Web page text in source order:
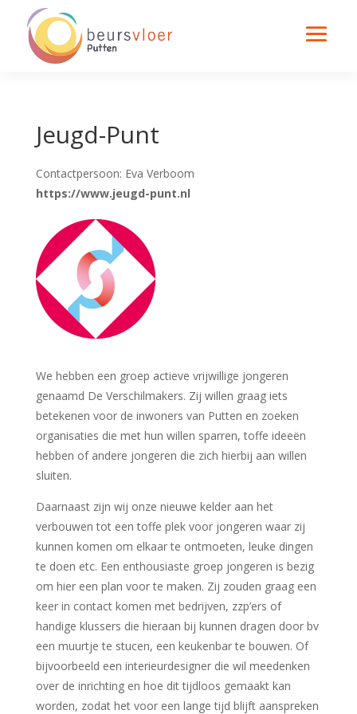
Jeugd-Punt
Contactpersoon: Eva Verboom
https://www.jeugd-punt.nl
We hebben een groep actieve vrijwillige jongeren
genaamd De Verschilmakers. Zij willen graag iets
betekenen voor de inwoners van Putten en zoeken
organisaties die met hun willen sparren, toffe ideeën
hebben of andere jongeren die zich hierbij aan willen
sluiten.
Daarnaast zijn wij onze nieuwe kelder aan het
verbouwen tot een toffe plek voor jongeren waar zij
kunnen komen om elkaar te ontmoeten, leuke dingen
te doen etc. Een enthousiaste groep jongeren is bezig
om hier een plan voor te maken. Zij zouden graag een
keer in contact komen met bedrijven, zzp’ers of
handige klussers die hieraan bij kunnen dragen door bv
een muurtje te stucen, een keukenbar te bouwen. Of
bijvoorbeeld een interieurdesigner die wil meedenken
over de inrichting en hoe dit tijdloos gemaakt kan
worden, zodat het voor een lange tijd blijft aanspreken